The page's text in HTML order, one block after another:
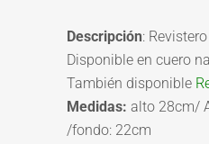
Descripción:
Disponible en cuero
También disponible
Medidas: alto 28cm/
/fondo: 22cm